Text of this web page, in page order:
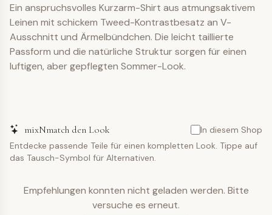
Ein anspruchsvolles Kurzarm-Shirt aus atmungsaktivem
Leinen mit schickem Tweed-Kontrastbesatz an V-
Ausschnitt und Ärmelbündchen. Die leicht taillierte
Passform und die natürliche Struktur sorgen für einen
luftigen, aber gepflegten Sommer-Look.
mixNmatch den Look
In diesem Shop
Entdecke passende Teile für einen kompletten Look. Tippe auf
das Tausch-Symbol für Alternativen.
Empfehlungen konnten nicht geladen werden. Bitte
versuche es erneut.